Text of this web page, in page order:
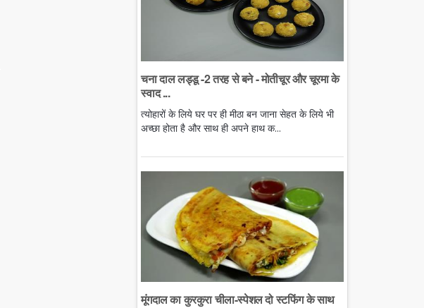
चना दाल लड्डू -2 तरह से बने - मोतीचूर और चूरमा के
स्वाद ...
त्योहारों के लिये घर पर ही मीठा बन जाना सेहत के लिये भी
अच्छा होता है और साथ ही अपने हाथ क...
मूंगदाल का कुरकुरा चीला-स्पेशल दो स्टफिंग के साथ